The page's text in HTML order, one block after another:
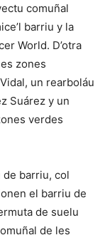
comuñal
barriu y la
World. D’otra
zones
un rearboláu
Suárez y un
verdes
barriu, col
el barriu de
de suelu
de les